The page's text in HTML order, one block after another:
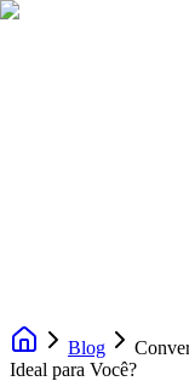
Blog
Ideal para Você?